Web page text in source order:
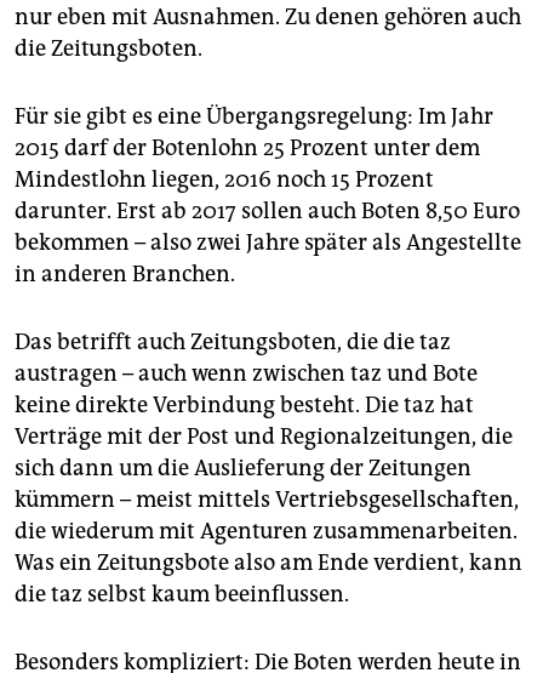
nur eben mit Ausnahmen. Zu denen gehören auch
die Zeitungsboten.
Für sie gibt es eine Übergangsregelung: Im Jahr
2015 darf der Botenlohn 25 Prozent unter dem
Mindestlohn liegen, 2016 noch 15 Prozent
darunter. Erst ab 2017 sollen auch Boten 8,50 Euro
bekommen – also zwei Jahre später als Angestellte
in anderen Branchen.
Das betrifft auch Zeitungsboten, die die taz
austragen – auch wenn zwischen taz und Bote
keine direkte Verbindung besteht. Die taz hat
Verträge mit der Post und Regionalzeitungen, die
sich dann um die Auslieferung der Zeitungen
kümmern – meist mittels Vertriebsgesellschaften,
die wiederum mit Agenturen zusammenarbeiten.
Was ein Zeitungsbote also am Ende verdient, kann
die taz selbst kaum beeinflussen.
Besonders kompliziert: Die Boten werden heute in